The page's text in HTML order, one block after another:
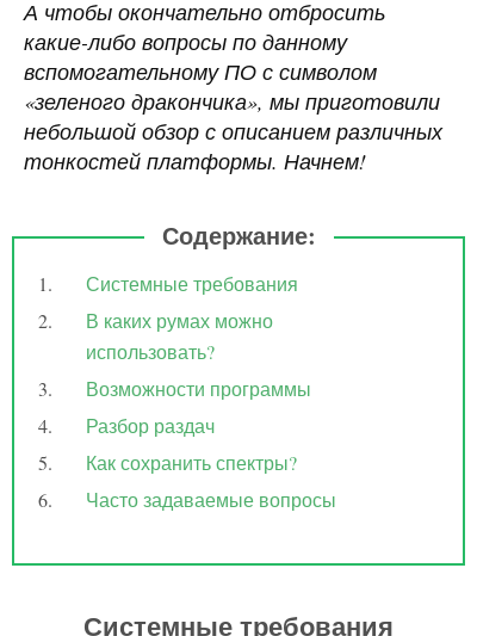
А чтобы окончательно отбросить
какие-либо вопросы по данному
вспомогательному ПО с символом
«зеленого дракончика», мы приготовили
небольшой обзор с описанием различных
тонкостей платформы. Начнем!
Содержание:
Системные требования
В каких румах можно
использовать?
Возможности программы
Разбор раздач
Как сохранить спектры?
Часто задаваемые вопросы
Системные требования